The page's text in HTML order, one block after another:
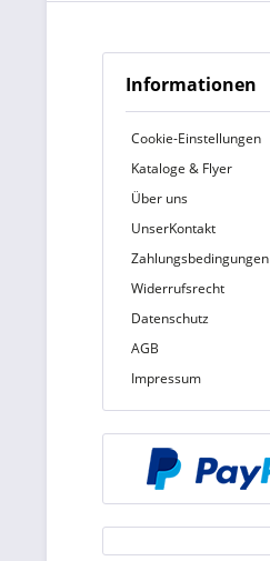
Informationen
Cookie-Einstellungen
Kataloge & Flyer
Über uns
UnserKontakt
Zahlungsbedingungen
Widerrufsrecht
Datenschutz
AGB
Impressum